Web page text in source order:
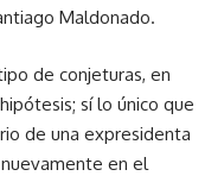
Maldonado.
de conjeturas, en
sí lo único que
de una expresidenta
en el